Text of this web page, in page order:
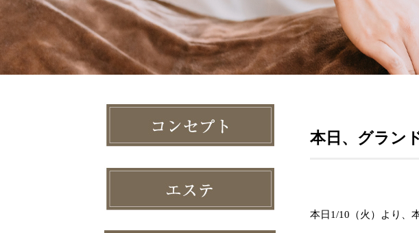
本日、グラン
本日1/10（火）より、